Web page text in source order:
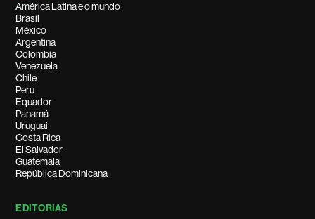
América Latina e o mundo
Brasil
México
Argentina
Colombia
Venezuela
Chile
Peru
Equador
Panamá
Uruguai
Costa Rica
El Salvador
Guatemala
República Dominicana
EDITORIAS